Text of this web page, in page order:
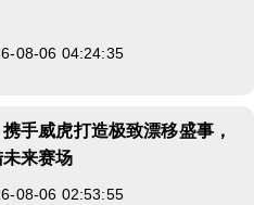
08-06 04:24:35
携手威虎打造极致漂移盛事，
来赛场
08-06 02:53:55